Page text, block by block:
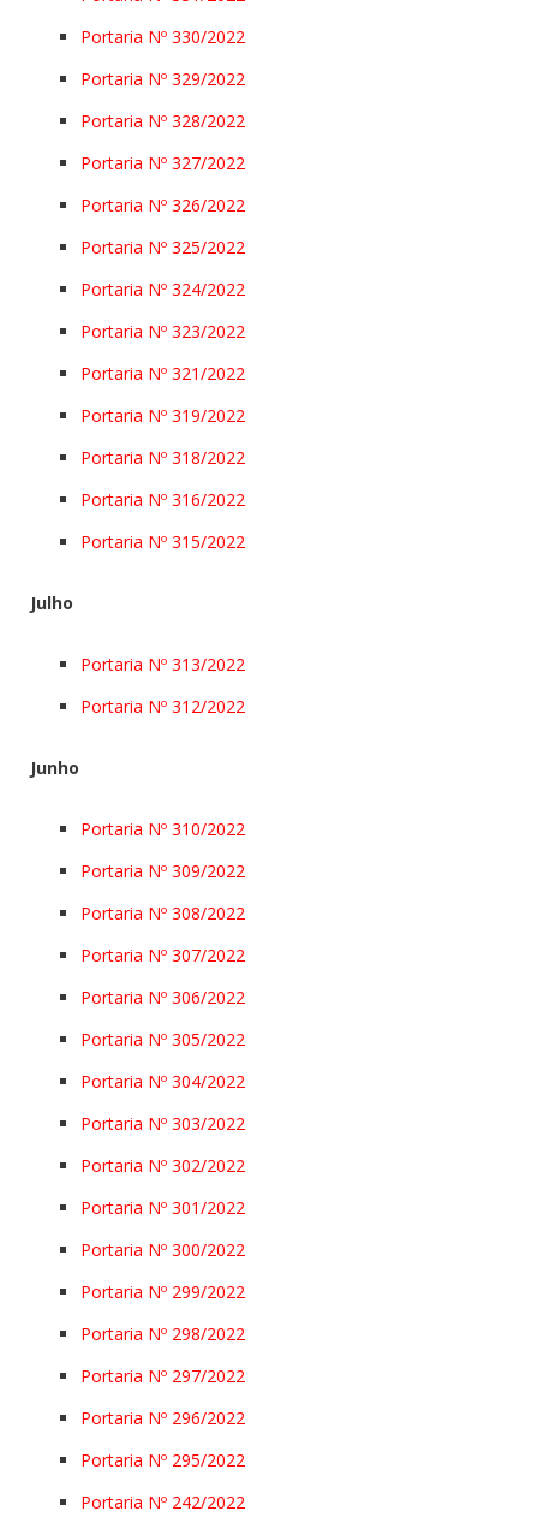
Portaria Nº 330/2022
Portaria Nº 329/2022
Portaria Nº 328/2022
Portaria Nº 327/2022
Portaria Nº 326/2022
Portaria Nº 325/2022
Portaria Nº 324/2022
Portaria Nº 323/2022
Portaria Nº 321/2022
Portaria Nº 319/2022
Portaria Nº 318/2022
Portaria Nº 316/2022
Portaria Nº 315/2022
Julho
Portaria Nº 313/2022
Portaria Nº 312/2022
Junho
Portaria Nº 310/2022
Portaria Nº 309/2022
Portaria Nº 308/2022
Portaria Nº 307/2022
Portaria Nº 306/2022
Portaria Nº 305/2022
Portaria Nº 304/2022
Portaria Nº 303/2022
Portaria Nº 302/2022
Portaria Nº 301/2022
Portaria Nº 300/2022
Portaria Nº 299/2022
Portaria Nº 298/2022
Portaria Nº 297/2022
Portaria Nº 296/2022
Portaria Nº 295/2022
Portaria Nº 242/2022